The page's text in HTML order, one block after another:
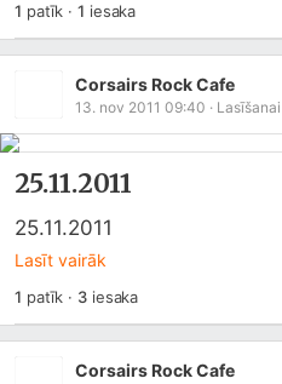
1 patīk ·1 iesaka
Corsairs Rock Cafe
13. nov 2011 09:40 · Lasīšanai
25.11.2011
25.11.2011
Lasīt vairāk
1 patīk · 3iesaka
Corsairs Rock Cafe